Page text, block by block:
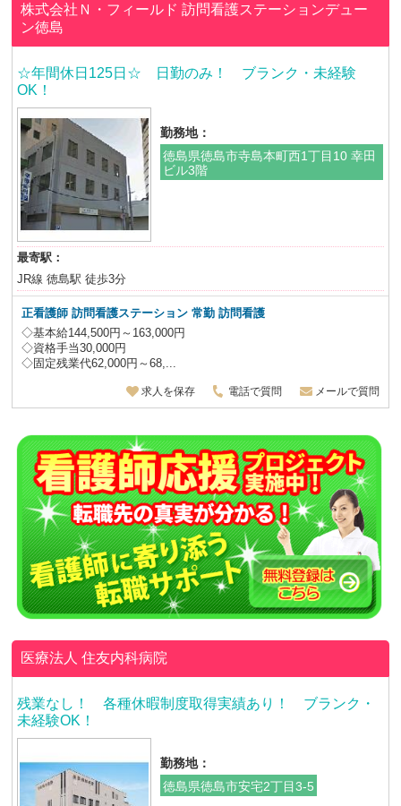
株式会社Ｎ・フィールド訪問看護ステーションデュー
ン徳島
☆年間休日125日☆ 日勤のみ！ ブランク・未経験
OK！
勤務地：
徳島県徳島市寺島本町西1丁目10 幸田
ビル3階
最寄駅：
JR線 徳島駅 徒歩3分
正看護師 訪問看護ステーション 常勤 訪問看護
◇基本給144,500円～163,000円
◇資格手当30,000円
◇固定残業代62,000円～68,...
求人を保存 電話で質問 メールで質問
医療法人住友内科病院
残業なし！ 各種休暇制度取得実績あり！ ブランク・
未経験OK！
勤務地：
徳島県徳島市安宅2丁目3-5